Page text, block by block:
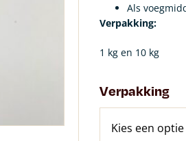
Als
Verpakking:
1 kg en 10 kg
Verpakking